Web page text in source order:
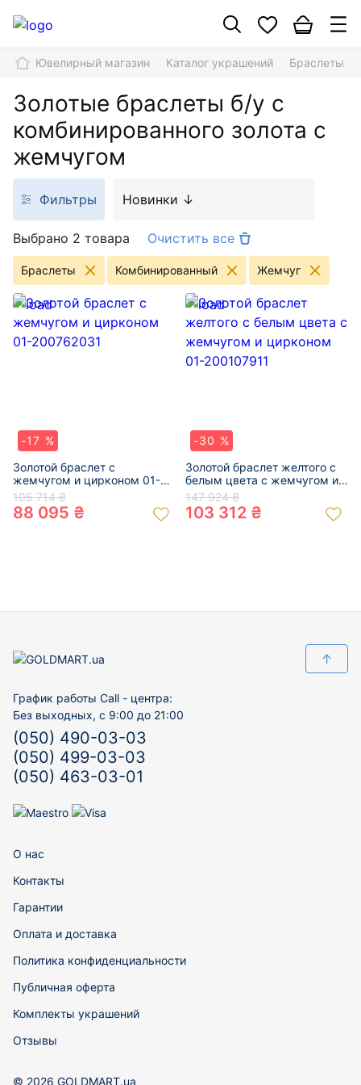
Ювелирный магазин Каталог украшений Браслеты
Золотые браслеты б/у с
комбинированного золота с
жемчугом
Выбрано 2 товара Очистить все
Браслеты Комбинированный Жемчуг
Фильтры Новинки ↓
-17 %
Золотой браслет с
жемчугом и цирконом 01-
200762031
105 714 ₴
88 095 ₴
-30 %
Золотой браслет желтого с
белым цвета с жемчугом и
цирконом 01-200107911
147 924 ₴
103 312 ₴
↑
График работы Call - центра:
Без выходных, с 9:00 до 21:00
(050) 490-03-03
(050) 499-03-03
(050) 463-03-01
О нас
Контакты
Гарантии
Оплата и доставка
Политика конфиденциальности
Публичная оферта
Комплекты украшений
Отзывы
© 2026 GOLDMART.ua